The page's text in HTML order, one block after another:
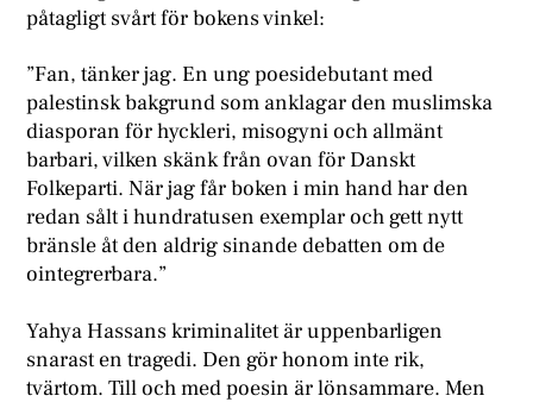
påtagligt svårt för bokens vinkel:
”Fan, tänker jag. En ung poesidebutant med
palestinsk bakgrund som anklagar den muslimska
diasporan för hyckleri, misogyni och allmänt
barbari, vilken skänk från ovan för Danskt
Folkeparti. När jag får boken i min hand har den
redan sålt i hundratusen exemplar och gett nytt
bränsle åt den aldrig sinande debatten om de
ointegrerbara.”
Yahya Hassans kriminalitet är uppenbarligen
snarast en tragedi. Den gör honom inte rik,
tvärtom. Till och med poesin är lönsammare. Men